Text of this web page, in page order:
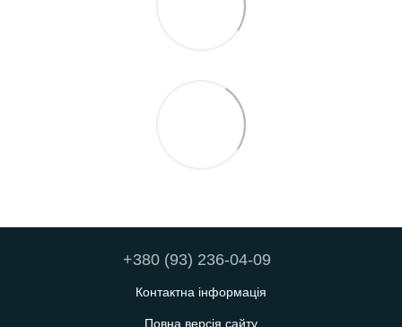
+380 (93) 236-04-09
Контактна інформація
Повна версія сайту